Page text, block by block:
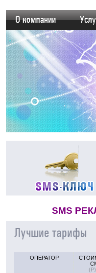
SMS
Лучшие тарифы
ОПЕРАТОР